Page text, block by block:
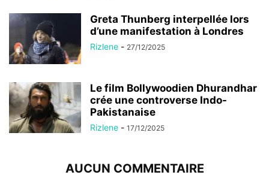
Greta Thunberg interpellée lors
d’une manifestation à Londres
Rizlene - 27/12/2025
Le film Bollywoodien Dhurandhar
crée une controverse Indo-
Pakistanaise
Rizlene - 17/12/2025
AUCUN COMMENTAIRE